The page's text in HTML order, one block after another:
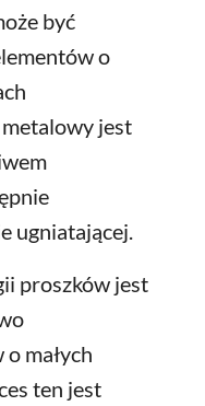
być
o
jest
ugniatającej.
proszków jest
małych
ten jest